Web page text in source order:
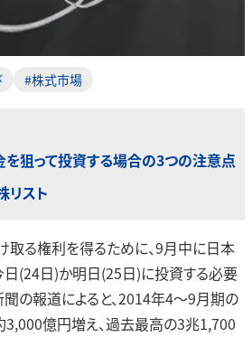
#株式市場
狙って投資する場合の3つの注意点
リスト
る権利を得るために、9月中に日本
日(24日)か明日(25日)に投資する必要
の報道によると、2014年4～9月期の
3,000億円増え、過去最高の3兆1,700